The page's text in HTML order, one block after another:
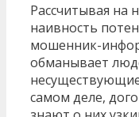
Рассчитывая на
наивность
мошенник-
обманывает
самом деле,